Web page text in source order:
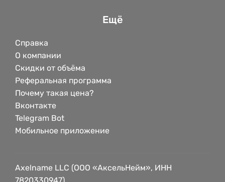
Ещё
Справка
О компании
Скидки от объёма
Реферальная программа
Почему такая цена?
Вконтакте
Telegram Bot
Мобильное приложение
Axelname LLC (ООО «АксельНейм», ИНН